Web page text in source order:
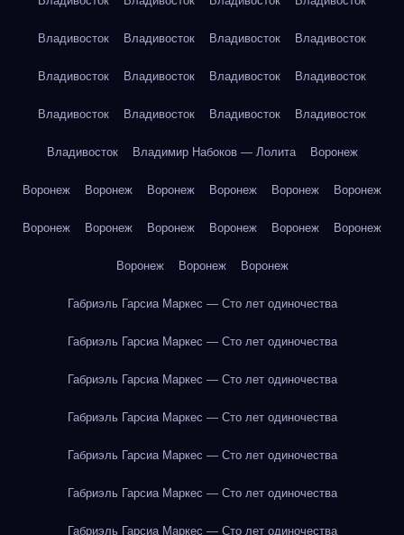
Владивосток Владивосток Владивосток Владивосток
Владивосток Владивосток Владивосток Владивосток
Владивосток Владивосток Владивосток Владивосток
Владивосток Владимир Набоков — Лолита Воронеж
Воронеж Воронеж Воронеж Воронеж Воронеж Воронеж
Воронеж Воронеж Воронеж Воронеж Воронеж Воронеж
Воронеж Воронеж Воронеж
Габриэль Гарсиа Маркес — Сто лет одиночества
Габриэль Гарсиа Маркес — Сто лет одиночества
Габриэль Гарсиа Маркес — Сто лет одиночества
Габриэль Гарсиа Маркес — Сто лет одиночества
Габриэль Гарсиа Маркес — Сто лет одиночества
Габриэль Гарсиа Маркес — Сто лет одиночества
Габриэль Гарсиа Маркес — Сто лет одиночества